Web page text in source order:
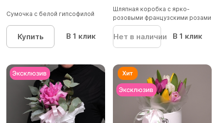
Сумочка с белой гипсофилой
Купить В 1 клик
Шляпная коробка с ярко-
розовыми французскими розами
- M
Нет в наличии В 1 клик